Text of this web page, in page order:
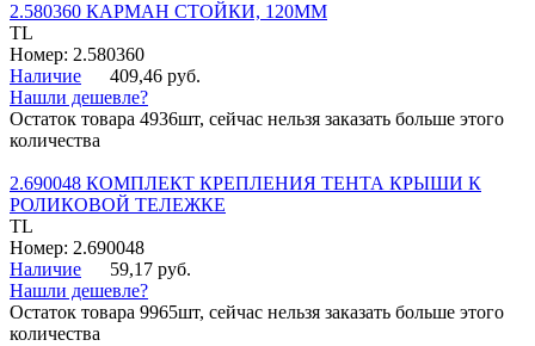
2.580360 КАРМАН СТОЙКИ, 120ММ
TL
Номер: 2.580360
Наличие
409,46 руб.
Нашли дешевле?
Остаток товара 4936шт, сейчас нельзя заказать больше этого
количества
2.690048 КОМПЛЕКТ КРЕПЛЕНИЯ ТЕНТА КРЫШИ К
РОЛИКОВОЙ ТЕЛЕЖКЕ
TL
Номер: 2.690048
Наличие
59,17 руб.
Нашли дешевле?
Остаток товара 9965шт, сейчас нельзя заказать больше этого
количества